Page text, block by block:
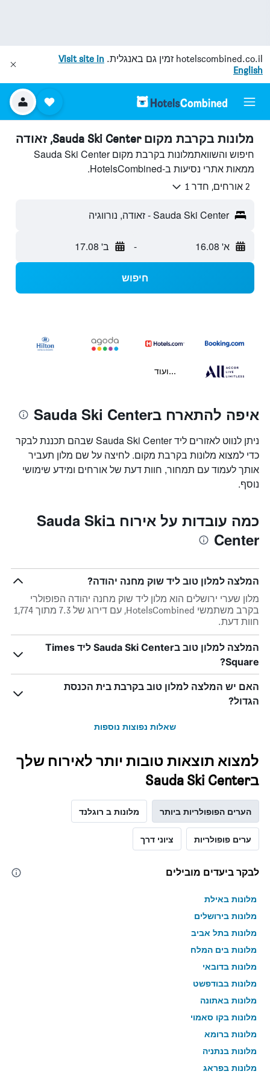
hotelscombined.co.il זמין גם באנגלית. Visit site in
English
מלונות בקרבת מקום Sauda Ski Center, זאודה
חיפוש והשוואתמלונות בקרבת מקום Sauda Ski Center
ממאות אתרי נסיעות ב-HotelsCombined.
2 אורחים, חדר 1
Sauda Ski Center - זאודה, נורווגיה
א' 16.08 - ב' 17.08
חיפוש
...ועוד
איפה להתארח בSauda Ski Center
ניתן לנווט לאזורים ליד Sauda Ski Center שבהם תכננת לבקר
כדי למצוא מלונות בקרבת מקום. לחיצה על שם מלון תעביר
אותך לעמוד עם תמחור, חוות דעת של אורחים ומידע שימושי
נוסף.
כמה עובדות על אירוח בSauda Ski
Center
המלצה למלון טוב ליד שוק מחנה יהודה?
מלון שערי ירושלים הוא מלון ליד שוק מחנה יהודה הפופולרי
בקרב משתמשי HotelsCombined, עם דירוג של 7.3 מתוך 1,774
חוות דעת.
המלצה למלון טוב בSauda Ski Center ליד Times
Square?
האם יש המלצה למלון טוב בקרבת בית הכנסת
הגדול?
שאלות נפוצות נוספות
למצוא תוצאות טובות יותר לאירוח שלך
בSauda Ski Center
הערים הפופולריות ביותר מלונות ב רוגלנד
ערים פופולריות ציוני דרך
לבקר ביעדים מובילים
מלונות באילת
מלונות בירושלים
מלונות בתל אביב
מלונות בים המלח
מלונות בדובאי
מלונות בבודפשט
מלונות באתונה
מלונות בקו סאמוי
מלונות ברומא
מלונות בנתניה
מלונות בפראג